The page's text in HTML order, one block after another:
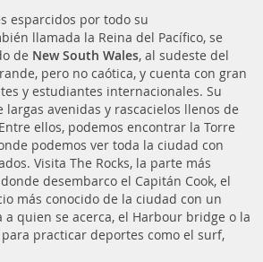
esparcidos por todo su
llamada la Reina del Pacífico, se
de New South Wales, al sudeste del
pero no caótica, y cuenta con gran
y estudiantes internacionales. Su
avenidas y rascacielos llenos de
ellos, podemos encontrar la Torre
podemos ver toda la ciudad con
Visita The Rocks, la parte más
desembarco el Capitán Cook, el
más conocido de la ciudad con un
quien se acerca, el Harbour bridge o la
practicar deportes como el surf,